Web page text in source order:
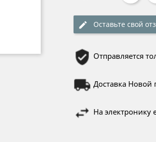
Оставьте свой
Отправляется
Доставка Новой
На электронику